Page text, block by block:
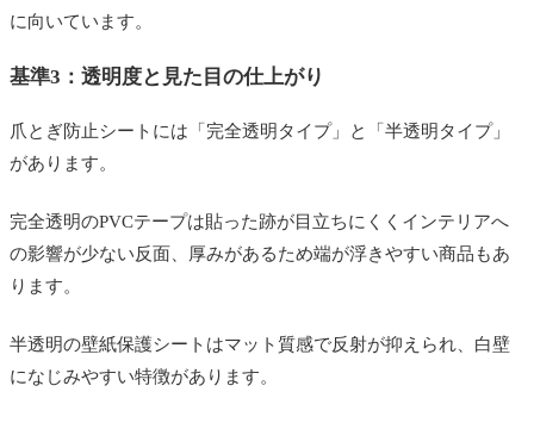
に向いています。
基準3：透明度と見た目の仕上がり
爪とぎ防止シートには「完全透明タイプ」と「半透明タイプ」
があります。
完全透明のPVCテープは貼った跡が目立ちにくくインテリアへ
の影響が少ない反面、厚みがあるため端が浮きやすい商品もあ
ります。
半透明の壁紙保護シートはマット質感で反射が抑えられ、白壁
になじみやすい特徴があります。